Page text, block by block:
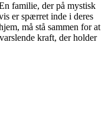
familie, der på mystisk
er spærret inde i deres
må stå sammen for at
kraft, der holder